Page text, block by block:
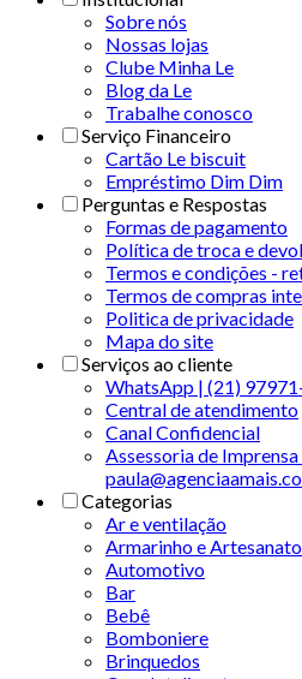
Sobre nós
Nossas lojas
Clube Minha Le
Blog da Le
Trabalhe conosco
Serviço Financeiro
Cartão Le biscuit
Empréstimo Dim Dim
Perguntas e Respostas
Formas de pagamento
Política de troca e
Termos e condições -
Termos de compras
Politica de privacidade
Mapa do site
Serviços ao cliente
WhatsApp | (21)
Central de atendimento
Canal Confidencial
Assessoria de Imprensa
Categorias
Ar e ventilação
Armarinho e Artesanato
Automotivo
Bar
Bebê
Bomboniere
Brinquedos